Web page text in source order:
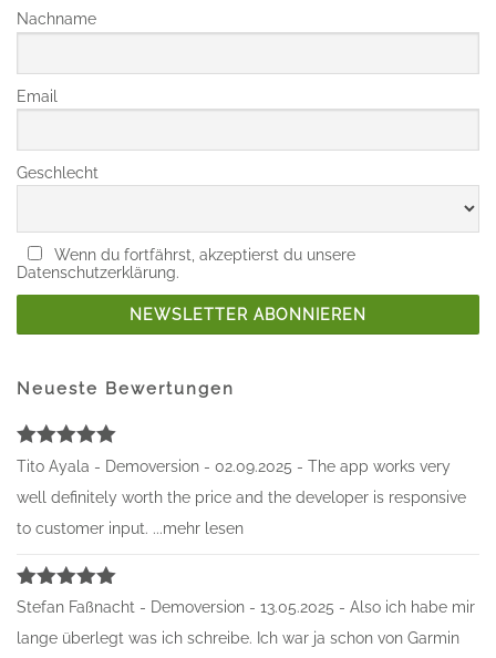
Nachname
Email
Geschlecht
Wenn du fortfährst, akzeptierst du unsere
Datenschutzerklärung.
Neueste Bewertungen
Bewertet
mit 5von
5
Tito Ayala - Demoversion - 02.09.2025 - The app works very
well definitely worth the price and the developer is responsive
to customer input. ...mehr lesen
Bewertet
5
Stefan Faßnacht - Demoversion - 13.05.2025 - Also ich habe mir
lange überlegt was ich schreibe. Ich war ja schon von Garmin